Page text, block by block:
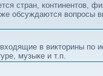
стран, континентов,
обсуждаются вопросы
в викторины по
музыке и т.п.